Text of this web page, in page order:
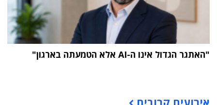
"האתגר הגדול אינו ה-AI אלא הטמעתה בארגון"
אירועים קרובים